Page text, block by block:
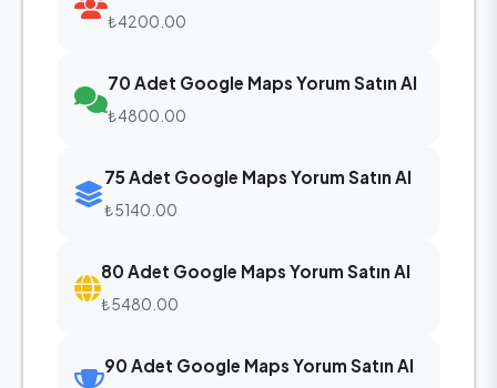
₺4200.00
70 Adet Google Maps Yorum Satın Al
₺4800.00
75 Adet Google Maps Yorum Satın Al
₺5140.00
80 Adet Google Maps Yorum Satın Al
₺5480.00
90 Adet Google Maps Yorum Satın Al